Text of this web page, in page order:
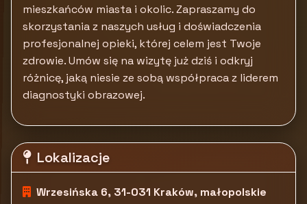
mieszkańców miasta i okolic. Zapraszamy do
skorzystania z naszych usług i doświadczenia
profesjonalnej opieki, której celem jest Twoje
zdrowie. Umów się na wizytę już dziś i odkryj
różnicę, jaką niesie ze sobą współpraca z liderem
diagnostyki obrazowej.
Lokalizacje
Wrzesińska 6, 31-031 Kraków, małopolskie